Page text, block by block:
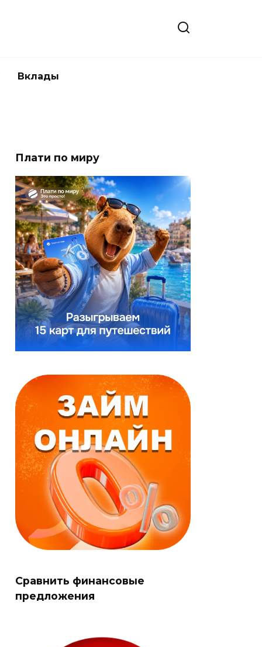
Вклады
Моментальное
одобрение
Первый заём
бесплатно
Деньги зачисляются
в течение нескольких
минут.
до 25 дней
Выгодные условия
За 15 минут
Срок:
до 18 недель
Возраст:
от 18 до 71 лет
Плати по миру
Сравнить финансовые
предложения